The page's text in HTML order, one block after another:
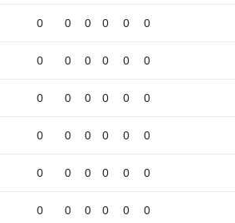
0 0 0 0 0 0
0 0 0 0 0 0
0 0 0 0 0 0
0 0 0 0 0 0
0 0 0 0 0 0
0 0 0 0 0 0